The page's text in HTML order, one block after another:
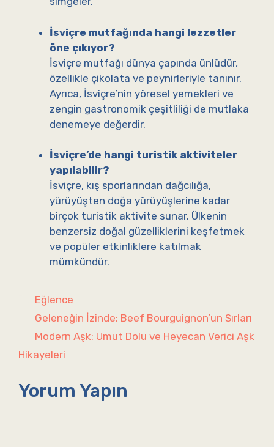
İsviçre mutfağında hangi lezzetler
öne çıkıyor?
İsviçre mutfağı dünya çapında ünlüdür,
özellikle çikolata ve peynirleriyle tanınır.
Ayrıca, İsviçre’nin yöresel yemekleri ve
zengin gastronomik çeşitliliği de mutlaka
denemeye değerdir.
İsviçre’de hangi turistik aktiviteler
yapılabilir?
İsviçre, kış sporlarından dağcılığa,
yürüyüşten doğa yürüyüşlerine kadar
birçok turistik aktivite sunar. Ülkenin
benzersiz doğal güzelliklerini keşfetmek
ve popüler etkinliklere katılmak
mümkündür.
Kategoriler
Eğlence
Geleneğin İzinde: Beef Bourguignon’un Sırları
Modern Aşk: Umut Dolu ve Heyecan Verici Aşk
Hikayeleri
Yorum Yapın